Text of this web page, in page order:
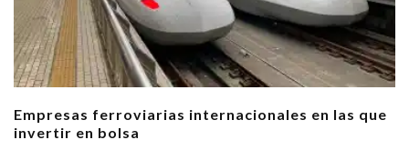
Empresas ferroviarias internacionales en las que
invertir en bolsa